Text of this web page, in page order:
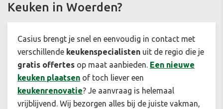
Keuken in Woerden?
Casius brengt je snel en eenvoudig in contact met
verschillende keukenspecialisten uit de regio die je
gratis offertes op maat aanbieden. Een nieuwe
keuken plaatsen of toch liever een
keukenrenovatie? Je aanvraag is helemaal
vrijblijvend. Wij bezorgen alles bij de juiste vakman,